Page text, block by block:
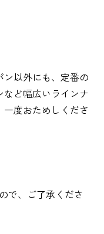
以外にも、定番の
ど幅広いラインナ
度おためしくださ
で、ご了承くださ